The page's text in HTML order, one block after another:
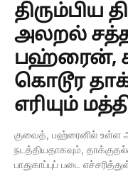
திரும்பிய
அலறல்
பஹ்ரைன்,
கொடூர
எரியும்
குவைத், பஹ்ரைனில் உள்ள
நடத்தியதாகவும்,
பாதுகாப்புப் படை